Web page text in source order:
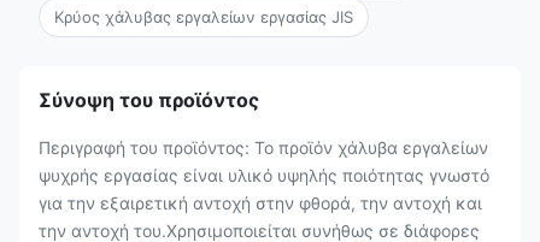
Κρύος χάλυβας εργαλείων εργασίας JIS
Σύνοψη του προϊόντος
Περιγραφή του προϊόντος: Το προϊόν χάλυβα εργαλείων
ψυχρής εργασίας είναι υλικό υψηλής ποιότητας γνωστό
για την εξαιρετική αντοχή στην φθορά, την αντοχή και
την αντοχή του.Χρησιμοποιείται συνήθως σε διάφορες